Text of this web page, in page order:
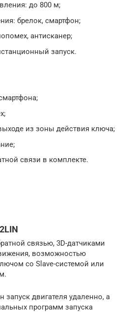
до 800 м;
брелок, смартфон;
антисканер;
запуск.
из зоны действия ключа;
связи в комплекте.
связью, 3D-датчиками
возможностью
со Slave-системой или
запуск двигателя удаленно, а
программ запуска